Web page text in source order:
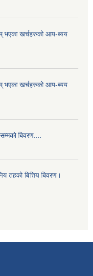
भएका खर्चहरुको आय-ब्यय
भएका खर्चहरुको आय-ब्यय
बिवरण....
तहको बित्तिय बिवरण।